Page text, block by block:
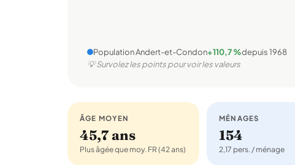
Population Andert-et-Condon+110,7 %depuis 1968
💡 Survolez les points pour voir les valeurs
ÂGE MOYEN
45,7 ans
Plus âgée que moy. FR (42 ans)
MÉNAGES
154
2,17 pers. / ménage